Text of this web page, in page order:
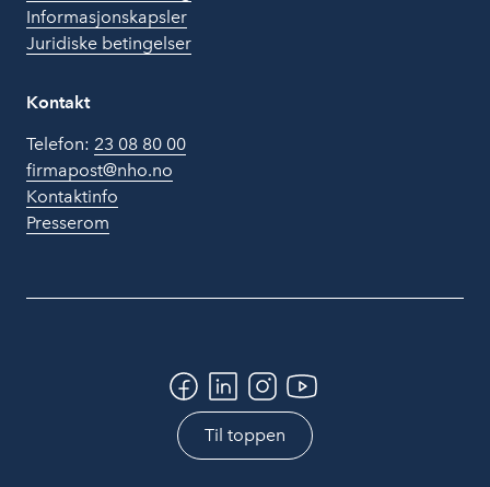
Informasjonskapsler
Juridiske betingelser
Kontakt
Telefon: 23 08 80 00
firmapost@nho.no
Kontaktinfo
Presserom
Til toppen